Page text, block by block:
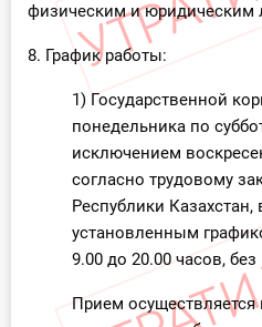
физическим и юридическим
8. График работы:
1) Государственной
понедельника по
исключением
согласно трудовому
Республики Казахстан,
установленным
9.00 до 20.00 часов,
Прием